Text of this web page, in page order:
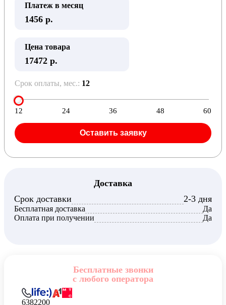
Платеж в месяц
1456 р.
Цена товара
17472 р.
Срок оплаты, мес.: 12
12 24 36 48 60
Оставить заявку
Доставка
Срок доставки
2-3 дня
Бесплатная доставка
Да
Оплата при получении
Да
Бесплатные звонки
с любого оператора
6382200